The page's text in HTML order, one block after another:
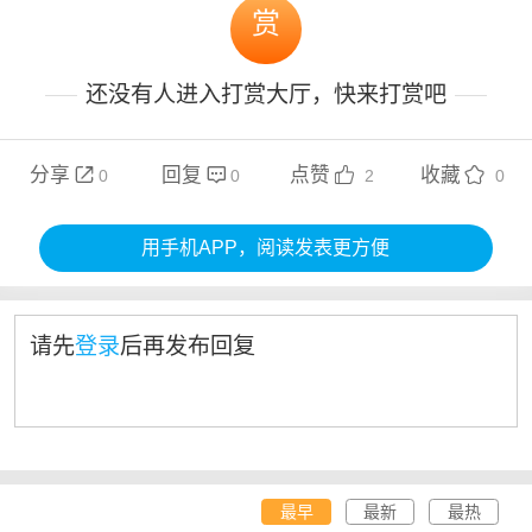
赏
还没有人进入打赏大厅，快来打赏吧
分享  0 回复  0 点赞  2 收藏  0
用手机APP，阅读发表更方便
请先登录后再发布回复
最早 最新 最热